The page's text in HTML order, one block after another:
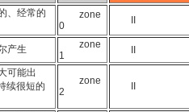
、经常的
zone
0
产生
zone
1
可能出
续很短的
zone
2